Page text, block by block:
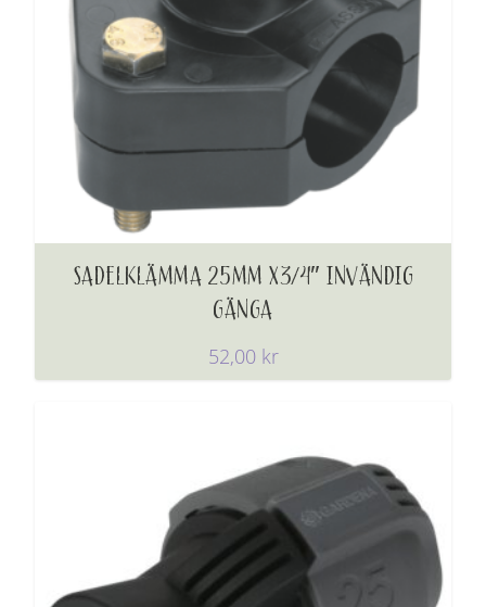
SADELKLÄMMA 25MM X3/4″ INVÄNDIG
GÄNGA
52,00 kr